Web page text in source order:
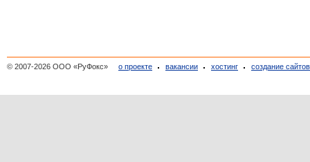
© 2007-2026 ООО «РуФокс» о проекте вакансии хостинг создание сайтов